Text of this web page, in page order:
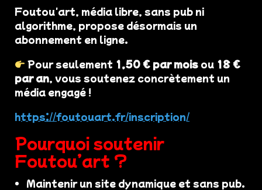
Foutou'art, média libre, sans pub ni
algorithme, propose désormais un
abonnement en ligne.
Pour seulement 1,50 € par mois ou 18 €
par an, vous soutenez concrètement un
média engagé !
https://foutouart.fr/inscription/
Pourquoi soutenir
Foutou’art ?
Maintenir un site dynamique et sans pub.